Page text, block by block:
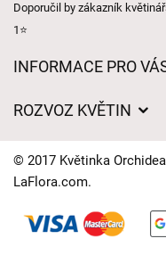
Doporučil by zákazník
1⭐
INFORMACE PRO
Často kladené dotazy
Naše nabídka
Časy doručení květin –
Dárkové poukazy
ROZVOZ KVĚTIN
Kam doručujeme květiny
Kontakt
© 2017 Květinka
LaFlora.com.